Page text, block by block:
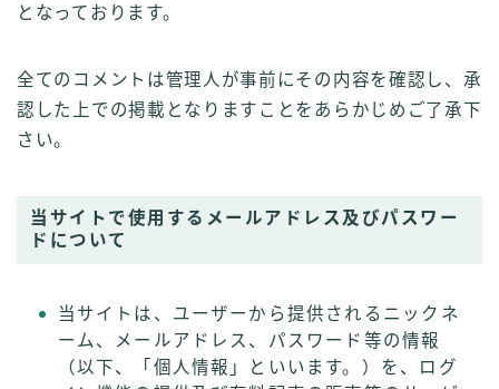
となっております。
全てのコメントは管理人が事前にその内容を確認し、承
認した上での掲載となりますことをあらかじめご了承下
さい。
当サイトで使用するメールアドレス及びパスワー
ドについて
当サイトは、ユーザーから提供されるニックネ
ーム、メールアドレス、パスワード等の情報
（以下、「個人情報」といいます。）を、ログ